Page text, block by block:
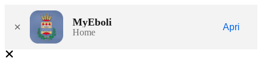
× MyEboli
Home
Apri